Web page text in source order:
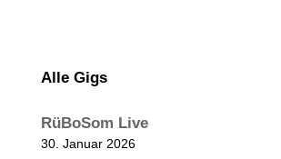
Alle Gigs
RüBoSom Live
30. Januar 2026